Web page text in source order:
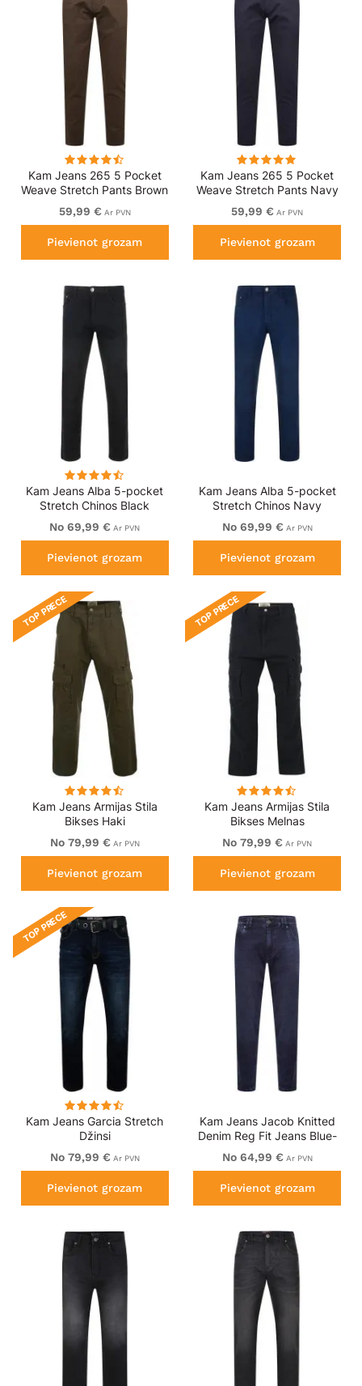
Kam Jeans 265 5 Pocket
Weave Stretch Pants Brown
59,99 € Ar PVN
Pievienot grozam
Kam Jeans 265 5 Pocket
Weave Stretch Pants Navy
59,99 € Ar PVN
Pievienot grozam
Kam Jeans Alba 5-pocket
Stretch Chinos Black
No 69,99 € Ar PVN
Pievienot grozam
Kam Jeans Alba 5-pocket
Stretch Chinos Navy
No 69,99 € Ar PVN
Pievienot grozam
Kam Jeans Armijas Stila
Bikses Haki
TOP PRECE
No 79,99 € Ar PVN
Pievienot grozam
Kam Jeans Armijas Stila
Bikses Melnas
TOP PRECE
No 79,99 € Ar PVN
Pievienot grozam
Kam Jeans Garcia Stretch
Džinsi
TOP PRECE
No 79,99 € Ar PVN
Pievienot grozam
Kam Jeans Jacob Knitted
Denim Reg Fit Jeans Blue-
Black
No 64,99 € Ar PVN
Pievienot grozam